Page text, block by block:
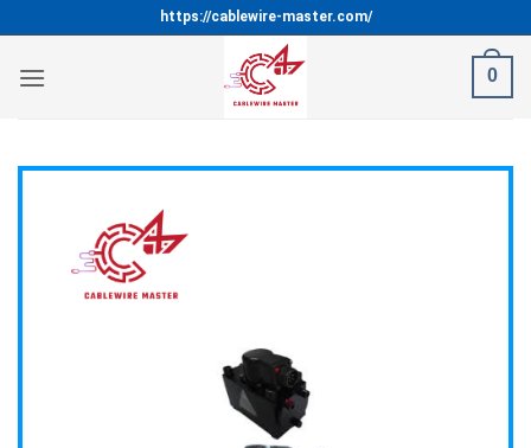
qua
nội
https://cablewire-master.com/
0